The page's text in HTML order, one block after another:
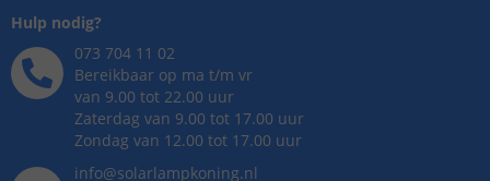
Hulp nodig?
073 704 11 02
Bereikbaar op ma t/m vr
van 9.00 tot 22.00 uur
Zaterdag van 9.00 tot 17.00 uur
Zondag van 12.00 tot 17.00 uur
info@solarlampkoning.nl